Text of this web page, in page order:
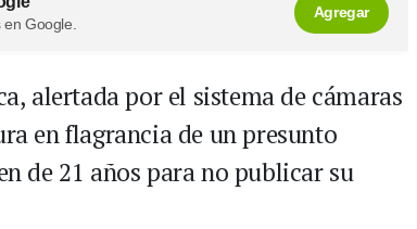
Google.
Agregar
alertada por el sistema de cámaras
en flagrancia de un presunto
de 21 años para no publicar su